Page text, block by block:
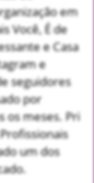
em
Você, É de
e Casa
e
seguidores
por
os meses. Pri
um dos